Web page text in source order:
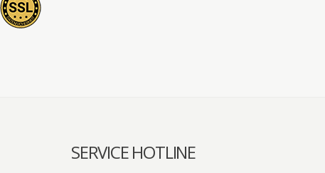
SERVICE HOTLINE